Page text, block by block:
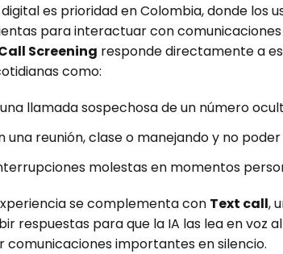
es prioridad en Colombia, donde los
para interactuar con
Screening responde directamente a
como:
llamada sospechosa de un número
una reunión, clase o manejando y no
molestas en momentos
se complementa con Text call,
respuestas para que la IA las lea en voz
comunicaciones importantes en silencio.